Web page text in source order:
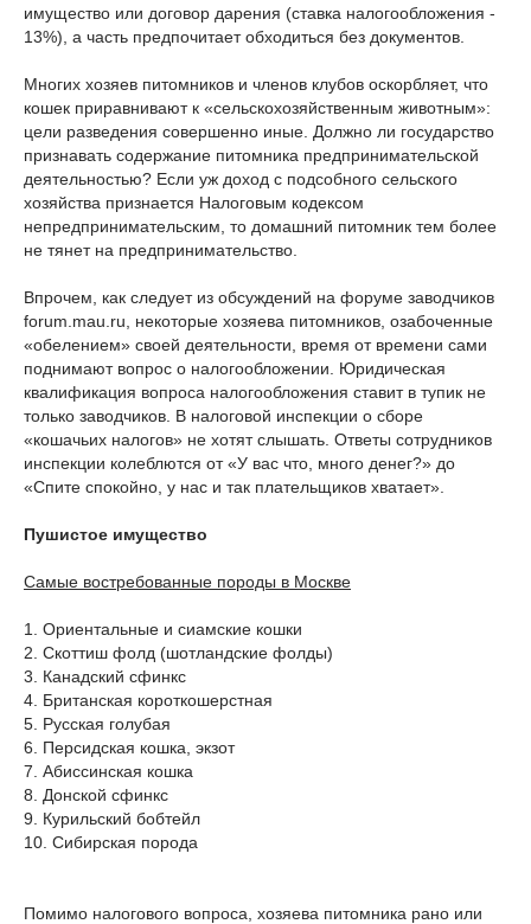
имущество или договор дарения (ставка налогообложения -
13%), а часть предпочитает обходиться без документов.
Многих хозяев питомников и членов клубов оскорбляет, что
кошек приравнивают к «сельскохозяйственным животным»:
цели разведения совершенно иные. Должно ли государство
признавать содержание питомника предпринимательской
деятельностью? Если уж доход с подсобного сельского
хозяйства признается Налоговым кодексом
непредпринимательским, то домашний питомник тем более
не тянет на предпринимательство.
Впрочем, как следует из обсуждений на форуме заводчиков
forum.mau.ru, некоторые хозяева питомников, озабоченные
«обелением» своей деятельности, время от времени сами
поднимают вопрос о налогообложении. Юридическая
квалификация вопроса налогообложения ставит в тупик не
только заводчиков. В налоговой инспекции о сборе
«кошачьих налогов» не хотят слышать. Ответы сотрудников
инспекции колеблются от «У вас что, много денег?» до
«Спите спокойно, у нас и так плательщиков хватает».
Пушистое имущество
Самые востребованные породы в Москве
1. Ориентальные и сиамские кошки
2. Скоттиш фолд (шотландские фолды)
3. Канадский сфинкс
4. Британская короткошерстная
5. Русская голубая
6. Персидская кошка, экзот
7. Абиссинская кошка
8. Донской сфинкс
9. Курильский бобтейл
10. Сибирская порода
Помимо налогового вопроса, хозяева питомника рано или